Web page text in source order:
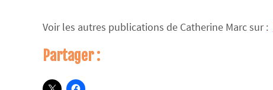
Voir les autres publications de Catherine Marc sur :
Partager :